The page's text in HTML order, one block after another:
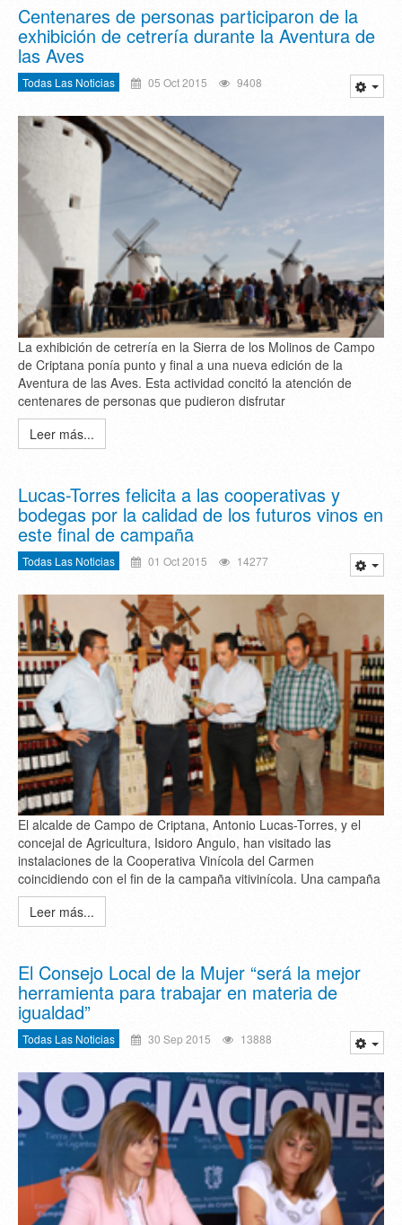
Centenares de personas participaron de la
exhibición de cetrería durante la Aventura de
las Aves
Todas Las Noticias 05 Oct 2015 9408
La exhibición de cetrería en la Sierra de los Molinos de Campo
de Criptana ponía punto y final a una nueva edición de la
Aventura de las Aves. Esta actividad concitó la atención de
centenares de personas que pudieron disfrutar
Leer más...
Lucas-Torres felicita a las cooperativas y
bodegas por la calidad de los futuros vinos en
este final de campaña
Todas Las Noticias 01 Oct 2015 14277
El alcalde de Campo de Criptana, Antonio Lucas-Torres, y el
concejal de Agricultura, Isidoro Angulo, han visitado las
instalaciones de la Cooperativa Vinícola del Carmen
coincidiendo con el fin de la campaña vitivinícola. Una campaña
Leer más...
El Consejo Local de la Mujer “será la mejor
herramienta para trabajar en materia de
igualdad”
Todas Las Noticias 30 Sep 2015 13888